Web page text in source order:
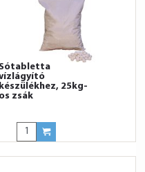
Sótabletta
készülékhez, 25kg-
os zsák